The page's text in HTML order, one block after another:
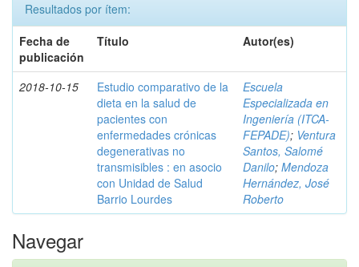
Resultados por ítem:
Fecha de
publicación
Título Autor(es)
2018-10-15
Estudio comparativo de la
dieta en la salud de
pacientes con
enfermedades crónicas
degenerativas no
transmisibles : en asocio
con Unidad de Salud
Barrio Lourdes
Escuela
Especializada en
Ingeniería (ITCA-
FEPADE); Ventura
Santos, Salomé
Danilo; Mendoza
Hernández, José
Roberto
Navegar